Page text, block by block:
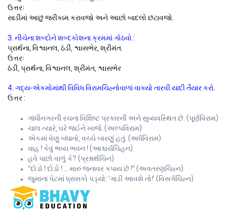
ઉત્તરઃ
સાડીમાં આછું જરીકામ કરાવજો અને આછો બાદલો છંટાવજો.
3. નીચેના શબ્દોને શબ્દકોશના ક્રમમાં ગોઠવો :
પ્રાર્થના, વિશ્વાનલ, ઠંડી, શ્વાસભેર, શ્રીમંત.
ઉત્તરઃ
ઠંડી, પ્રાર્થના, વિશ્વાનલ, શ્રીમંત, શ્વાસભેર
4. ગદ્ય-એકમોમાંથી વિવિધ વિરામચિહ્નોવાળાં વાક્યો તારવી યાદી તૈયાર કરો.
ઉત્તર :
ગાંધીનગરની રચના વિશિષ્ટ પ્રકારની અને સુવ્યવસ્થિત છે. (પૂર્ણવિરામ)
ચાલ ત્યારે, ઘરે જઈને ખાજે. (અલ્પવિરામ)
એકમાં વેણુ બંધાતો; વચ્ચે બારણું હતું. (અર્ધવિરામ)
વાહ ! કેવું ભવ્ય ભવન ! (આશ્ચર્યચિહન)
હવે પાછો વાળું કે? (પ્રશ્નાર્થચિન)
“દોડો ! દોડો ! … મારું જનાવર કપાય છે !” (અવતરણચિહ્ન)
જુમાના પેટમાં ધ્રાસકો પડ્યો: ‘ગાડી આવશે તો!’ (વિસર્ગચિહ્ન)